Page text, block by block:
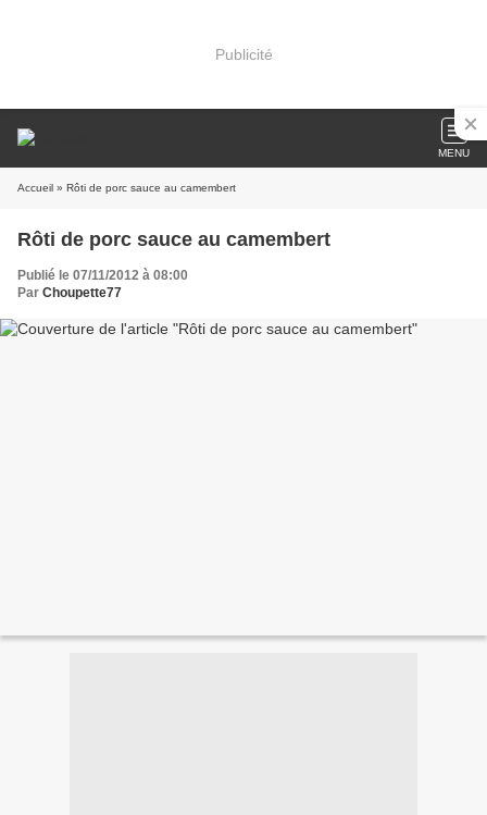
Publicité
MENU
Accueil » Rôti de porc sauce au camembert
Rôti de porc sauce au camembert
Publié le 07/11/2012 à 08:00
Par Choupette77